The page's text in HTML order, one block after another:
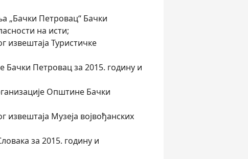
„Бачки Петровац“ Бачки
на исти;
извештаја Туристичке
Петровац за 2015. годину и
Општине Бачки
извештаја Музеја војвођанских
за 2015. годину и